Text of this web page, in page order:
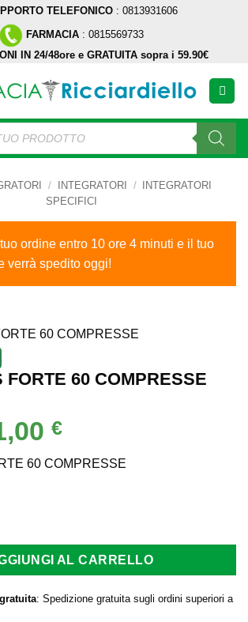
TELEFONICO : 0813931606
FARMACIA : 0815569733
IN 24/48ore e GRATUITA sopra i 59.90€
/ INTEGRATORI /
INTEGRATORI
SPECIFICI
ordine entro 10 ore 4 minuti e il tuo
verrà spedito oggi!
FORTE 60 COMPRESSE
€Il
attuale
60 COMPRESSE
60 COMPRESSE quantità
AL CARRELLO
: Spedizione gratuita sugli ordini superiori a